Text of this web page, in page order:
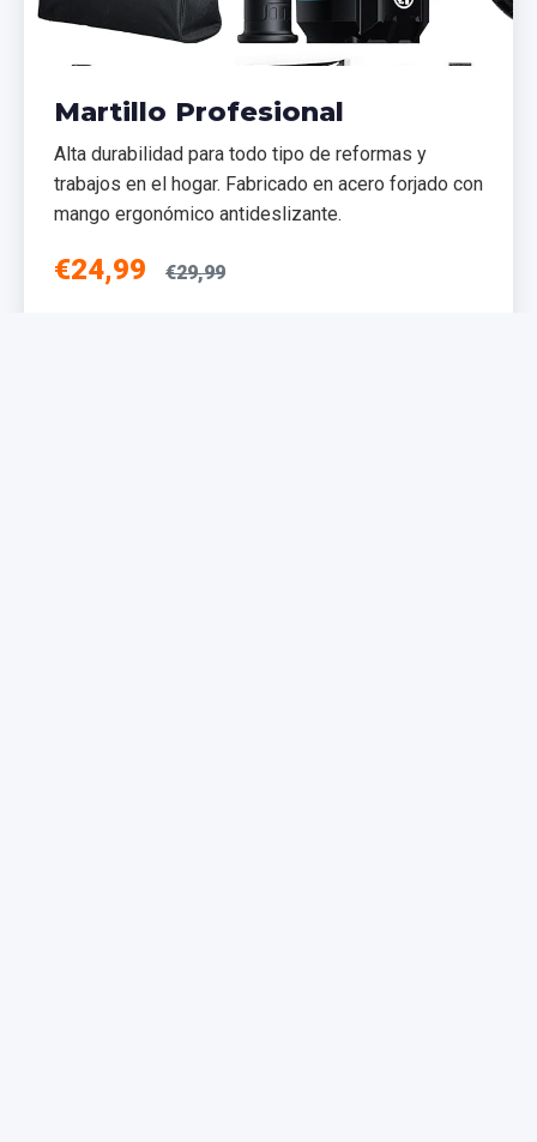
Martillo Profesional
Alta durabilidad para todo tipo de reformas y
trabajos en el hogar. Fabricado en acero forjado con
mango ergonómico antideslizante.
€24,99 €29,99